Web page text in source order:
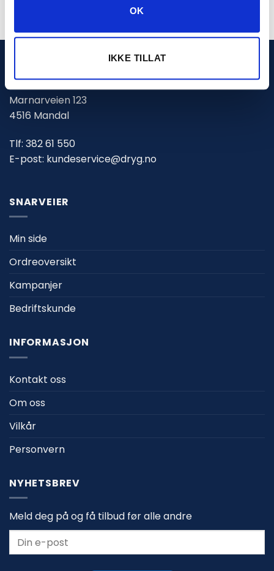
OK
IKKE TILLAT
Marnarveien 123
4516 Mandal
Tlf: 382 61 550
E-post: kundeservice@dryg.no
SNARVEIER
Min side
Ordreoversikt
Kampanjer
Bedriftskunde
INFORMASJON
Kontakt oss
Om oss
Vilkår
Personvern
NYHETSBREV
Meld deg på og få tilbud før alle andre